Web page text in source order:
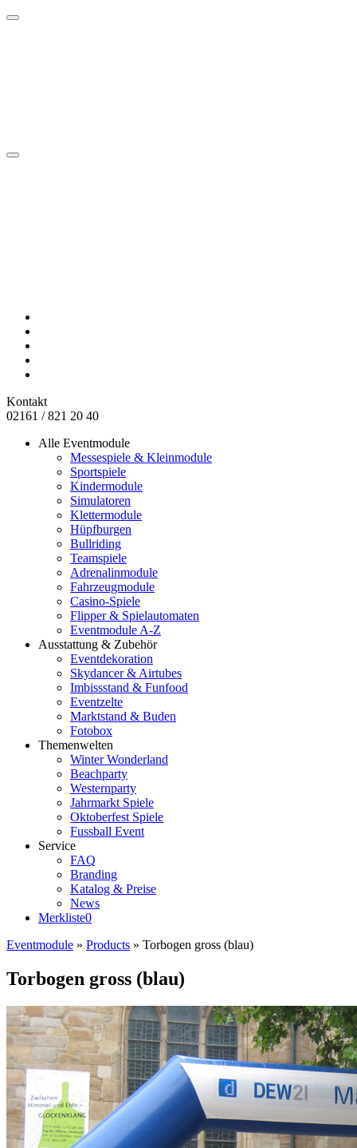
Kontakt
02161 / 821 20 40
Alle Eventmodule
Messespiele & Kleinmodule
Sportspiele
Kindermodule
Simulatoren
Klettermodule
Hüpfburgen
Bullriding
Teamspiele
Adrenalinmodule
Fahrzeugmodule
Casino-Spiele
Flipper & Spielautomaten
Eventmodule A-Z
Ausstattung & Zubehör
Eventdekoration
Skydancer & Airtubes
Imbissstand & Funfood
Eventzelte
Marktstand & Buden
Fotobox
Themenwelten
Winter Wonderland
Beachparty
Westernparty
Jahrmarkt Spiele
Oktoberfest Spiele
Fussball Event
Service
FAQ
Branding
Katalog & Preise
News
Merkliste0
Eventmodule » Products » Torbogen gross (blau)
Torbogen gross (blau)